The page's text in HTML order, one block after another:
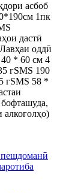
асбоб
1пк
дастӣ
оддӣ
* 60 см 4
гSMS 190
гSMS 58 *
алкоголҳо)